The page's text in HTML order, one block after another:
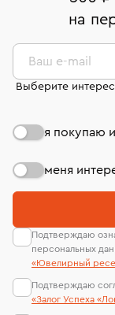
право
дней на
комиссионных
странице
На особо
на
Ваш e-mail
Выберите
я покупаю
меня
Подтверждаю
персональных
«Ювелирный
Подтверждаю
«Залог Успеха